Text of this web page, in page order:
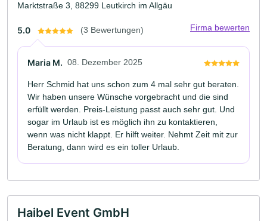
Marktstraße 3, 88299 Leutkirch im Allgäu
5.0 (3 Bewertungen) Firma bewerten
Maria M. 08. Dezember 2025
Herr Schmid hat uns schon zum 4 mal sehr gut beraten.
Wir haben unsere Wünsche vorgebracht und die sind
erfüllt werden. Preis-Leistung passt auch sehr gut. Und
sogar im Urlaub ist es möglich ihn zu kontaktieren,
wenn was nicht klappt. Er hilft weiter. Nehmt Zeit mit zur
Beratung, dann wird es ein toller Urlaub.
Haibel Event GmbH